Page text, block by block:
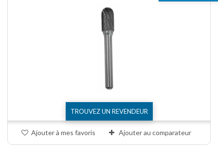
TROUVEZ UN REVENDEUR
Ajouter à mes favoris Ajouter au comparateur